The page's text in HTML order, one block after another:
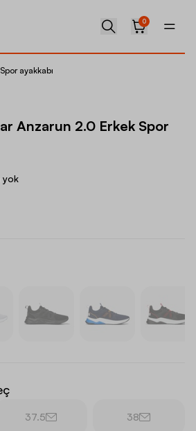
0
Spor ayakkabı
Anzarun 2.0 Erkek Spor
yok
37.5 38